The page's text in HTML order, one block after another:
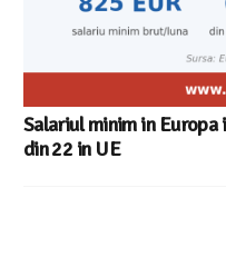
Salariul minim in Europa
din 22 in UE